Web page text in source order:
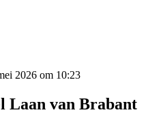
2026 om 10:23
Laan van Brabant